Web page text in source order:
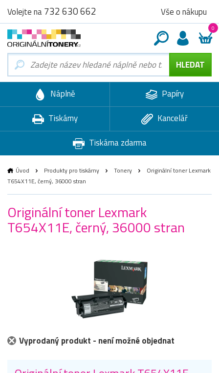
Volejte na732 630 662 Vše o nákupu
0
Náplně
Papíry
Tiskárny
Kancelář
Tiskárna zdarma
Úvod Produkty pro tiskárny Tonery
Originální toner Lexmark
T654X11E, černý, 36000 stran
Originální toner Lexmark
T654X11E, černý, 36000 stran
Vyprodaný produkt - není možné objednat